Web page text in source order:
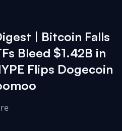
| Bitcoin Falls
Bleed $1.42B in
Flips Dogecoin